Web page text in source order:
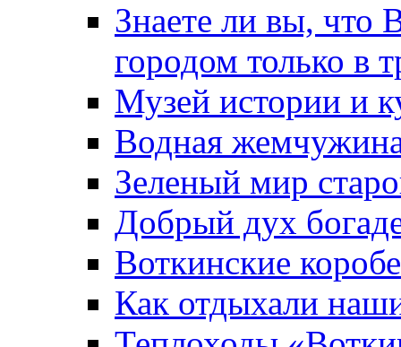
Знаете ли вы, что
городом только в
Музей истории и
Водная
Зеленый мир
Добрый дух
Воткинские
Как отдыхали